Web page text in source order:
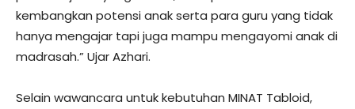
kembangkan potensi anak serta para guru yang tidak
hanya mengajar tapi juga mampu mengayomi anak di
madrasah.” Ujar Azhari.
Selain wawancara untuk kebutuhan MINAT Tabloid,